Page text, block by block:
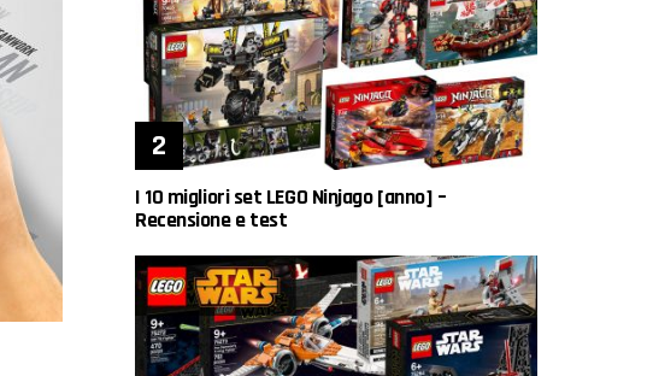
I 10 migliori set LEGO Ninjago [anno] –
Recensione e test